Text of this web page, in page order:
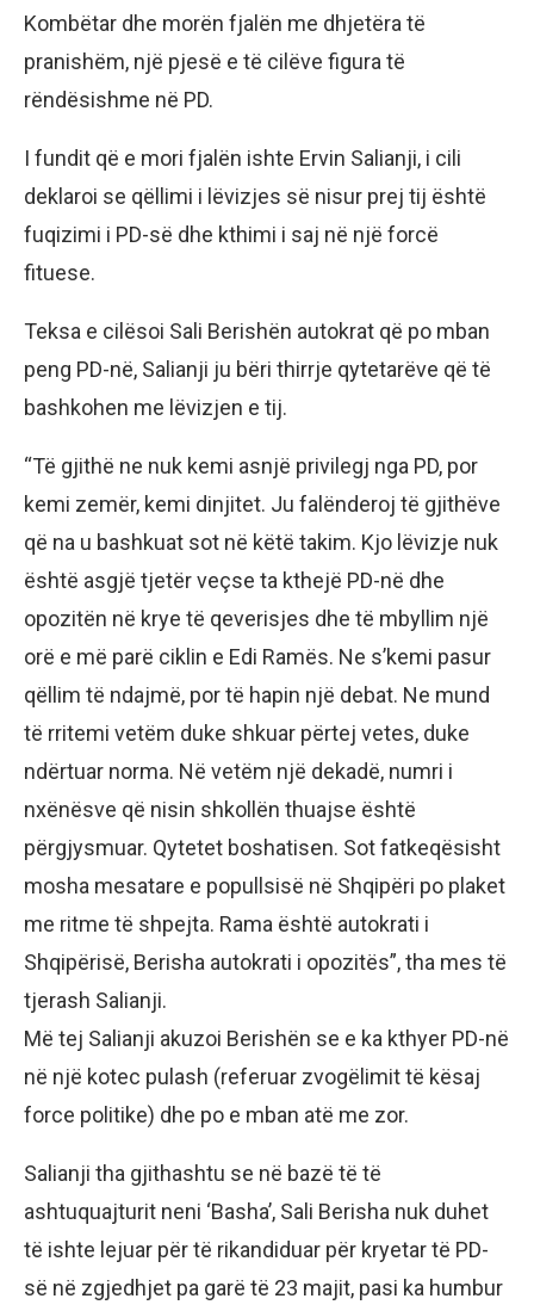
Kombëtar dhe morën fjalën me dhjetëra të
pranishëm, një pjesë e të cilëve figura të
rëndësishme në PD.
I fundit që e mori fjalën ishte Ervin Salianji, i cili
deklaroi se qëllimi i lëvizjes së nisur prej tij është
fuqizimi i PD-së dhe kthimi i saj në një forcë
fituese.
Teksa e cilësoi Sali Berishën autokrat që po mban
peng PD-në, Salianji ju bëri thirrje qytetarëve që të
bashkohen me lëvizjen e tij.
“Të gjithë ne nuk kemi asnjë privilegj nga PD, por
kemi zemër, kemi dinjitet. Ju falënderoj të gjithëve
që na u bashkuat sot në këtë takim. Kjo lëvizje nuk
është asgjë tjetër veçse ta kthejë PD-në dhe
opozitën në krye të qeverisjes dhe të mbyllim një
orë e më parë ciklin e Edi Ramës. Ne s’kemi pasur
qëllim të ndajmë, por të hapin një debat. Ne mund
të rritemi vetëm duke shkuar përtej vetes, duke
ndërtuar norma. Në vetëm një dekadë, numri i
nxënësve që nisin shkollën thuajse është
përgjysmuar. Qytetet boshatisen. Sot fatkeqësisht
mosha mesatare e popullsisë në Shqipëri po plaket
me ritme të shpejta. Rama është autokrati i
Shqipërisë, Berisha autokrati i opozitës”, tha mes të
tjerash Salianji.
Më tej Salianji akuzoi Berishën se e ka kthyer PD-në
në një kotec pulash (referuar zvogëlimit të kësaj
force politike) dhe po e mban atë me zor.
Salianji tha gjithashtu se në bazë të të
ashtuquajturit neni ‘Basha’, Sali Berisha nuk duhet
të ishte lejuar për të rikandiduar për kryetar të PD-
së në zgjedhjet pa garë të 23 majit, pasi ka humbur